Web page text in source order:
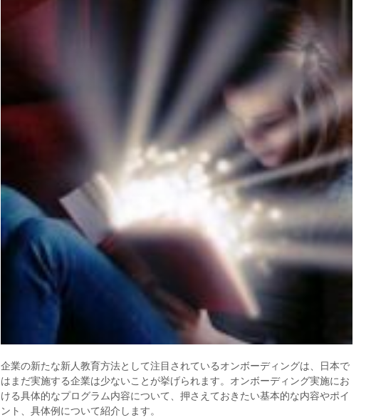
企業の新たな新人教育方法として注目されているオンボーディングは、日本で
はまだ実施する企業は少ないことが挙げられます。オンボーディング実施にお
ける具体的なプログラム内容について、押さえておきたい基本的な内容やポイ
ント、具体例について紹介します。